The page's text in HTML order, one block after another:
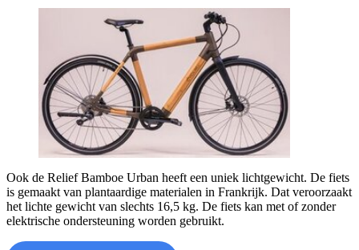
Ook de Relief Bamboe Urban heeft een uniek lichtgewicht. De fiets
is gemaakt van plantaardige materialen in Frankrijk. Dat veroorzaakt
het lichte gewicht van slechts 16,5 kg. De fiets kan met of zonder
elektrische ondersteuning worden gebruikt.